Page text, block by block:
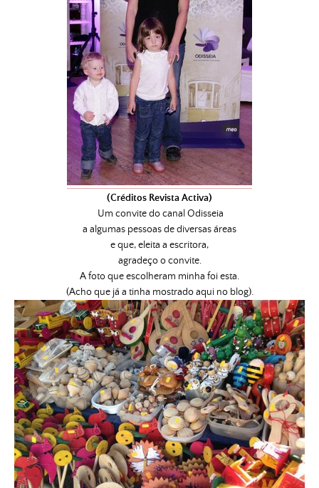
(Créditos Revista Activa)
Um convite do canal Odisseia
a algumas pessoas de diversas áreas
e que, eleita a escritora,
agradeço o convite.
A foto que escolheram minha foi esta.
(Acho que já a tinha mostrado aqui no blog).